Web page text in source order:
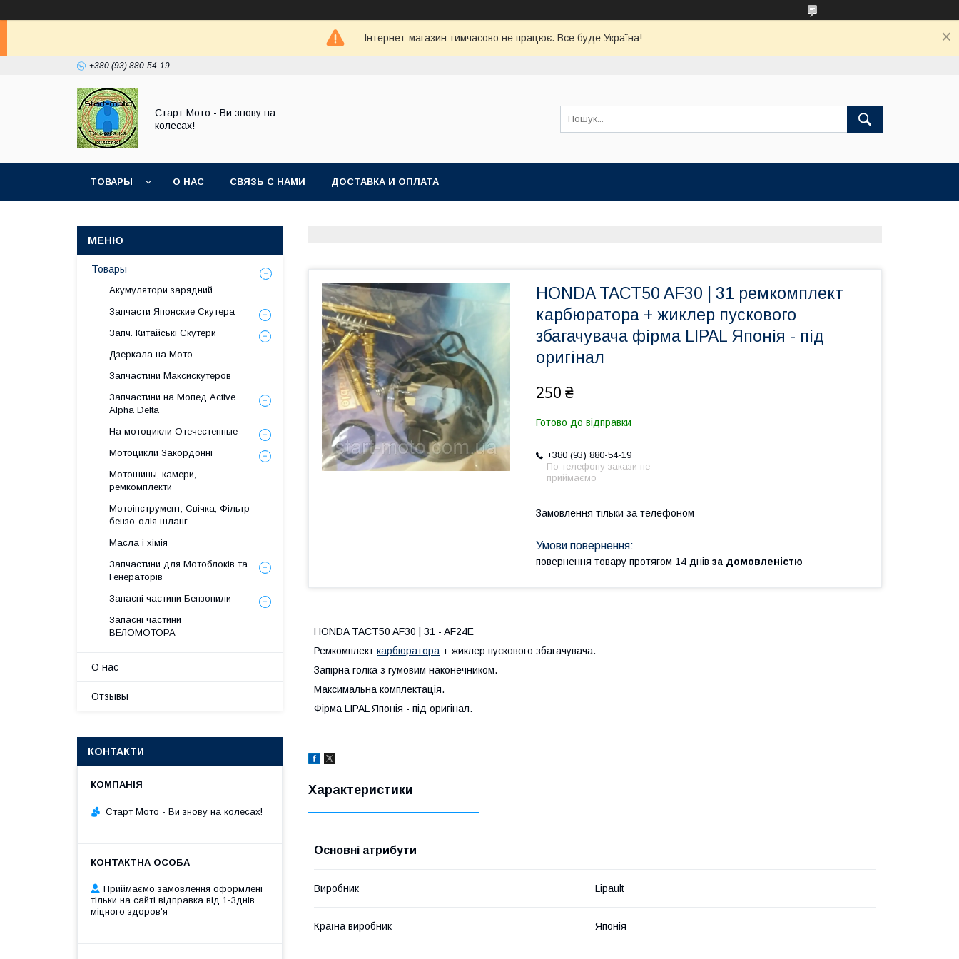
Інтернет-магазин тимчасово не працює. Все буде Україна!
+380 (93) 880-54-19
Старт Мото - Ви знову на
колесах!
ТОВАРЫ О НАС СВЯЗЬ С НАМИ ДОСТАВКА И ОПЛАТА
HONDA TACT50 AF30 | 31 ремкомплект
карбюратора + жиклер пускового
збагачувача фірма LIPAL Японія - під
оригінал
250 ₴
Готово до відправки
+380 (93) 880-54-19
По телефону закази не
приймаємо
Замовлення тільки за телефоном
повернення товару протягом 14 днів за домовленістю
HONDA TACT50 AF30 | 31 - AF24E
Ремкомплект карбюратора+ жиклер пускового збагачувача.
Запірна голка з гумовим наконечником.
Максимальна комплектація.
Фірма LIPAL Японія - під оригінал.
Характеристики
Основні атрибути
Виробник Lipault
Країна виробник Японія
Товары
Акумулятори зарядний
Запчасти Японские Скутера
Запч. Китайські Скутери
Дзеркала на Мото
Запчастини Максискутеров
Запчастини на Мопед Active
Alpha Delta
На мотоцикли Отечестенные
Мотоцикли Закордонні
Мотошины, камери,
ремкомплекти
Мотоінструмент, Свічка, Фільтр
бензо-олія шланг
Масла і хімія
Запчастини для Мотоблоків та
Генераторів
Запасні частини Бензопили
Запасні частини
ВЕЛОМОТОРА
О нас
Отзывы
КОНТАКТИ
Старт Мото - Ви знову на колесах!
Приймаємо замовлення оформлені
тільки на сайті відправка від 1-3днів
міцного здоров'я